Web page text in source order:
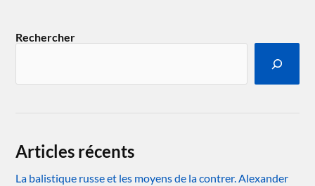
Rechercher
Articles récents
La balistique russe et les moyens de la contrer. Alexander